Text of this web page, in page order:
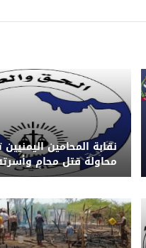
نقابة المحامين
محاولة قتل محامٍ
عمران وتطالب بضبط